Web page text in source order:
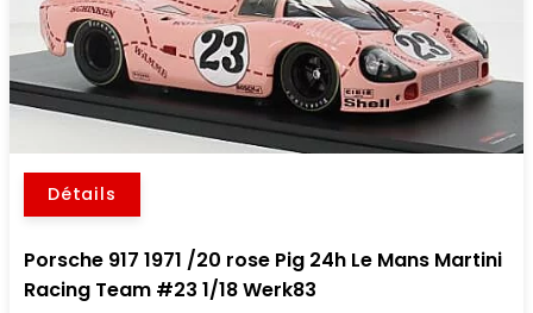
Détails
Porsche 917 1971 /20 rose Pig 24h Le Mans Martini
Racing Team #23 1/18 Werk83